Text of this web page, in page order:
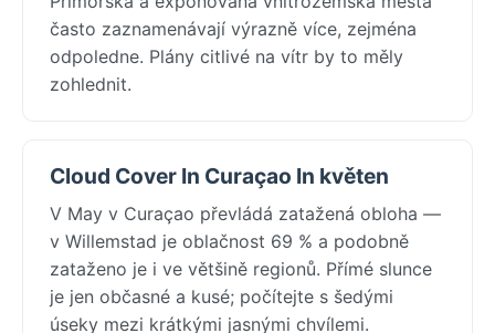
často zaznamenávají výrazně více, zejména
odpoledne. Plány citlivé na vítr by to měly
zohlednit.
Cloud Cover In Curaçao In květen
V May v Curaçao převládá zatažená obloha —
v Willemstad je oblačnost 69 % a podobně
zataženo je i ve většině regionů. Přímé slunce
je jen občasné a kusé; počítejte s šedými
úseky mezi krátkými jasnými chvílemi.